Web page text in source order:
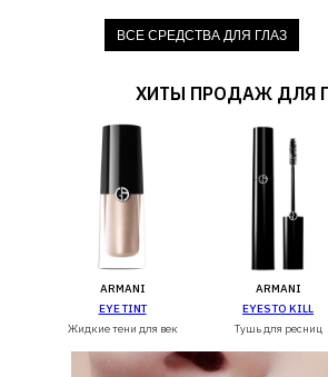
ВСЕ СРЕДСТВА ДЛЯ ГЛАЗ
ХИТЫ ПРОДАЖ ДЛЯ
ARMANI
EYE TINT
Жидкие тени для век
ARMANI
EYES TO KILL
Тушь для ресниц